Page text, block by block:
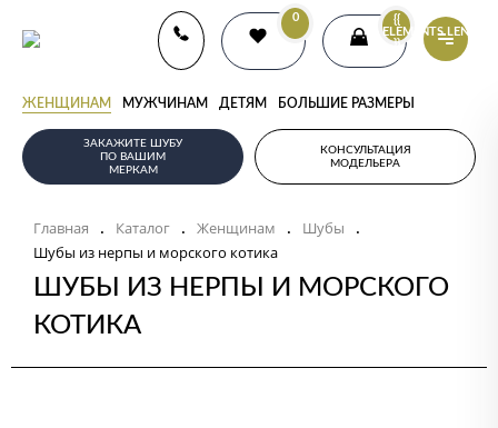
0
{{
ELEMENTS.LENGTH
}}
ЖЕНЩИНАМ МУЖЧИНАМ ДЕТЯМ БОЛЬШИЕ РАЗМЕРЫ
ЗАКАЖИТЕ ШУБУ
ПО ВАШИМ
МЕРКАМ
КОНСУЛЬТАЦИЯ
МОДЕЛЬЕРА
Главная . Каталог . Женщинам . Шубы .
Шубы из нерпы и морского котика
ШУБЫ ИЗ НЕРПЫ И МОРСКОГО
КОТИКА